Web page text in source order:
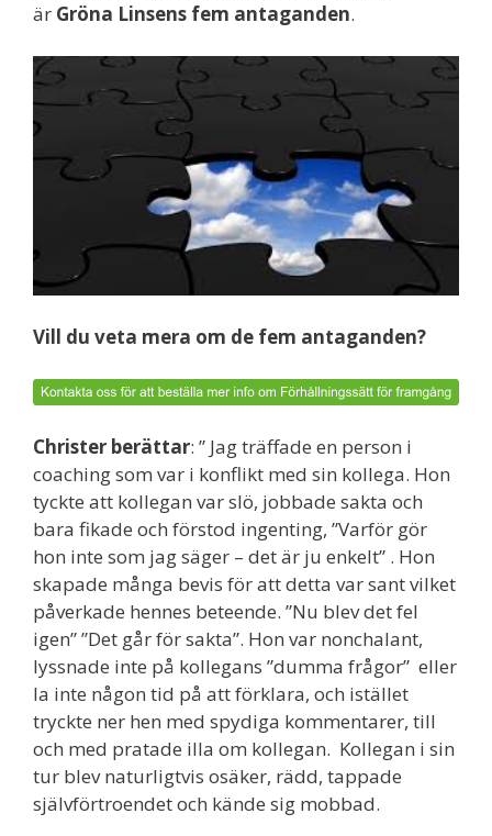
är Gröna Linsens fem antaganden.
Vill du veta mera om de fem antaganden?
Christer berättar: ” Jag träffade en person i
coaching som var i konflikt med sin kollega. Hon
tyckte att kollegan var slö, jobbade sakta och
bara fikade och förstod ingenting, ”Varför gör
hon inte som jag säger – det är ju enkelt” . Hon
skapade många bevis för att detta var sant vilket
påverkade hennes beteende. ”Nu blev det fel
igen” ”Det går för sakta”. Hon var nonchalant,
lyssnade inte på kollegans ”dumma frågor” eller
la inte någon tid på att förklara, och istället
tryckte ner hen med spydiga kommentarer, till
och med pratade illa om kollegan. Kollegan i sin
tur blev naturligtvis osäker, rädd, tappade
självförtroendet och kände sig mobbad.